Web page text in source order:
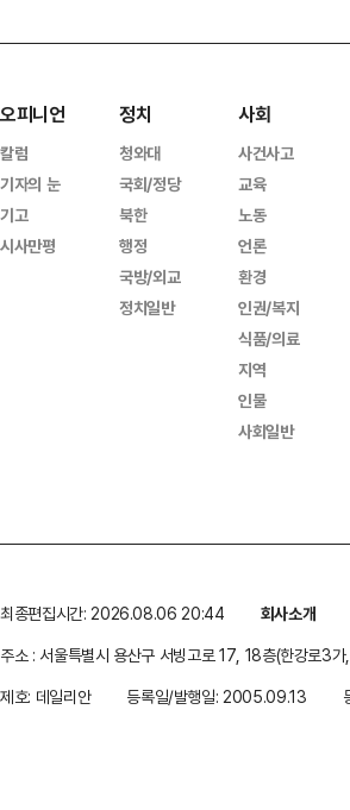
오피니언
칼럼
기자의 눈
기고
시사만평
정치
청와대
국회/정당
북한
행정
국방/외교
정치일반
사회
사건사고
교육
노동
언론
환경
인권/복지
식품/의료
지역
인물
사회일반
최종편집시간: 2026.08.06 20:44 회사소개
주소 : 서울특별시 용산구 서빙고로 17, 18층(한강로3
제호: 데일리안
등록일/발행일: 2005.09.13